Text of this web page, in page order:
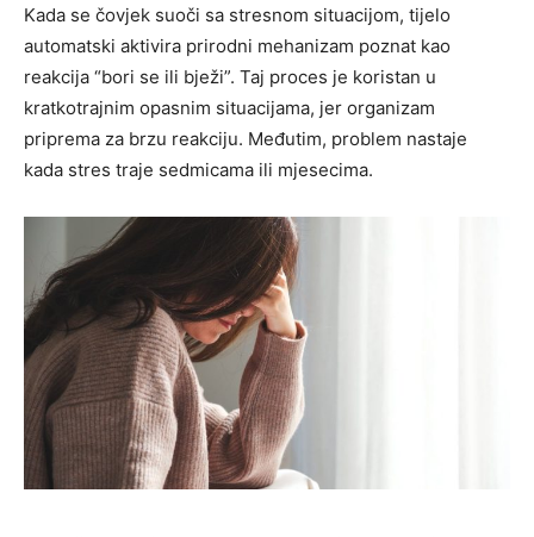
Kada se čovjek suoči sa stresnom situacijom, tijelo
automatski aktivira prirodni mehanizam poznat kao
reakcija “bori se ili bježi”. Taj proces je koristan u
kratkotrajnim opasnim situacijama, jer organizam
priprema za brzu reakciju. Međutim, problem nastaje
kada stres traje sedmicama ili mjesecima.